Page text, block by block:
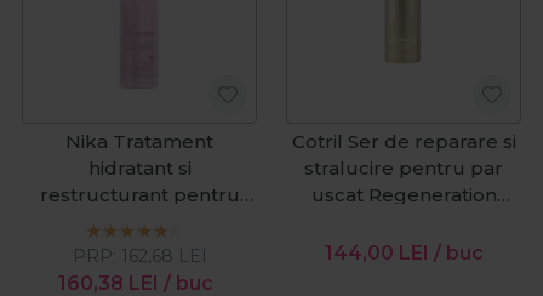
Nika Tratament
hidratant si
restructurant pentru
par Age Restore Hyalu
100ml
160,38 LEI / buc
PRP: 162,68 LEI
Cotril Ser de reparare si
stralucire pentru par
uscat Regeneration
100ml
144,00 LEI / buc